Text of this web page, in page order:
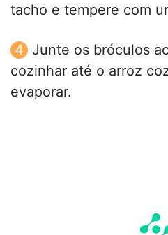
tacho e tempere com
Junte os bróculos
cozinhar até o arroz
evaporar.